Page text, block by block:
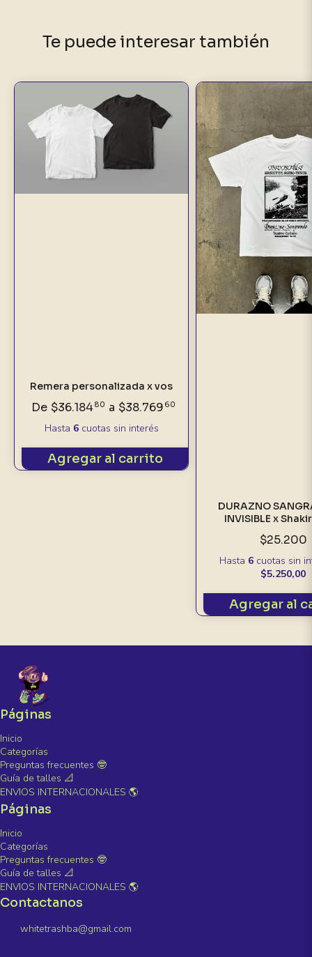
Te puede interesar también
Remera personalizada x vos
De $36.184 80 a $38.769 60
Hasta 6cuotas sin interés
Agregar al carrito
DURAZNO
INVISIBLE x
$25.200
Hasta 6cuotas sin
$5.250,00
Agregar al
Páginas
Inicio
Categorías
Preguntas frecuentes 🤓
Guía de talles 📐
ENVIOS INTERNACIONALES 🌎
Páginas
Inicio
Categorías
Preguntas frecuentes 🤓
Guía de talles 📐
ENVIOS INTERNACIONALES 🌎
Contactanos
whitetrashba@gmail.com